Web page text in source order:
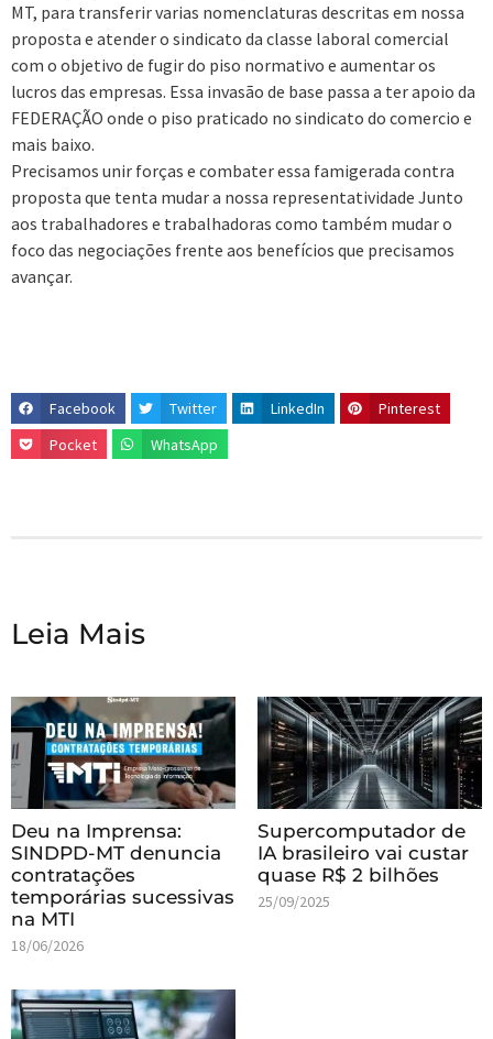
MT, para transferir varias nomenclaturas descritas em nossa
proposta e atender o sindicato da classe laboral comercial
com o objetivo de fugir do piso normativo e aumentar os
lucros das empresas. Essa invasão de base passa a ter apoio da
FEDERAÇÃO onde o piso praticado no sindicato do comercio e
mais baixo.
Precisamos unir forças e combater essa famigerada contra
proposta que tenta mudar a nossa representatividade Junto
aos trabalhadores e trabalhadoras como também mudar o
foco das negociações frente aos benefícios que precisamos
avançar.
Facebook Twitter LinkedIn
Pinterest
Pocket
WhatsApp
Leia Mais
Deu na Imprensa:
SINDPD-MT denuncia
contratações
temporárias sucessivas
na MTI
18/06/2026
Supercomputador de
IA brasileiro vai custar
quase R$ 2 bilhões
25/09/2025